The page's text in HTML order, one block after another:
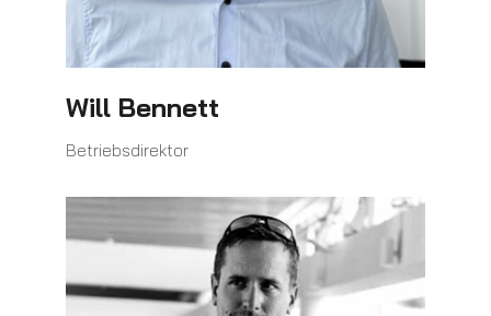
Will Bennett
Betriebsdirektor